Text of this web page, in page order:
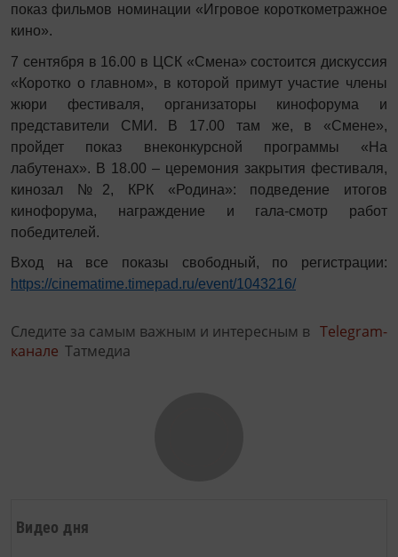
Видео дня
показ фильмов номинации «Игровое короткометражное
кино».
7 сентября в 16.00 в ЦСК «Смена» состоится дискуссия
«Коротко о главном», в которой примут участие члены
жюри фестиваля, организаторы кинофорума и
представители СМИ. В 17.00 там же, в «Смене»,
пройдет показ внеконкурсной программы «На
лабутенах». В 18.00 – церемония закрытия фестиваля,
кинозал №2, КРК «Родина»: подведение итогов
кинофорума, награждение и гала-смотр работ
победителей.
Вход на все показы свободный, по регистрации:
https://cinematime.timepad.ru/event/1043216/
Следите за самым важным и интересным в Telegram-
канале Татмедиа